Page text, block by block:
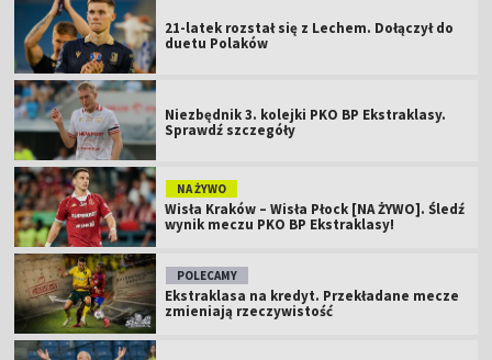
21-latek rozstał się z Lechem. Dołączył do
duetu Polaków
Niezbędnik 3. kolejki PKO BP Ekstraklasy.
Sprawdź szczegóły
NA ŻYWO
Wisła Kraków – Wisła Płock [NA ŻYWO]. Śledź
wynik meczu PKO BP Ekstraklasy!
POLECAMY
Ekstraklasa na kredyt. Przekładane mecze
zmieniają rzeczywistość